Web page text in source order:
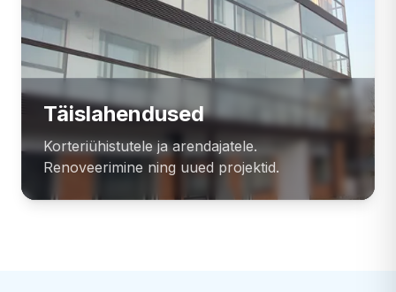
Täislahendused
Korteriühistutele ja arendajatele.
Renoveerimine ning uued projektid.